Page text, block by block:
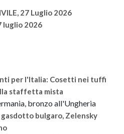
27 Luglio 2026
luglio 2026
per l'Italia: Cosetti nei tuffi
staffetta mista
bronzo all'Ungheria
bulgaro, Zelensky